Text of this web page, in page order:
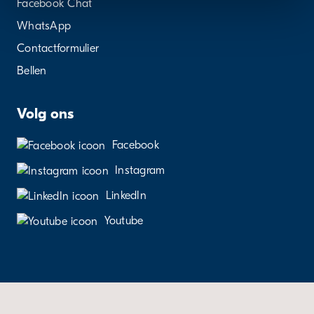
kunnen ontvangen en verwerken.
Facebook Chat
WhatsApp
Contactformulier
Bellen
Volg ons
Facebook
Instagram
LinkedIn
Youtube